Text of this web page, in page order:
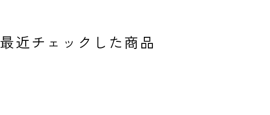
最近チェックした商品